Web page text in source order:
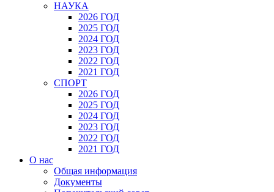
НАУКА
2026 ГОД
2025 ГОД
2024 ГОД
2023 ГОД
2022 ГОД
2021 ГОД
СПОРТ
2026 ГОД
2025 ГОД
2024 ГОД
2023 ГОД
2022 ГОД
2021 ГОД
О нас
Общая информация
Документы